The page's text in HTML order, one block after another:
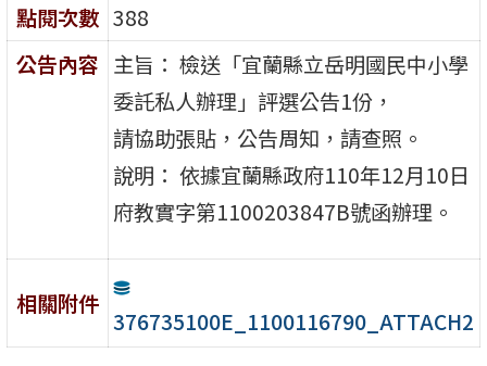
點閱次數 388
公告內容 主旨： 檢送「宜蘭縣立岳明國民中小學
委託私人辦理」評選公告1份，
請協助張貼，公告周知，請查照。
說明： 依據宜蘭縣政府110年12月10日
府教實字第1100203847B號函辦理。
相關附件
376735100E_1100116790_ATTACH2